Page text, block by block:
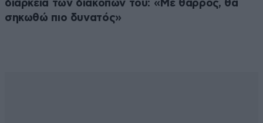
διάρκεια των διακοπών του: «Με θάρρος, θα
σηκωθώ πιο δυνατός»